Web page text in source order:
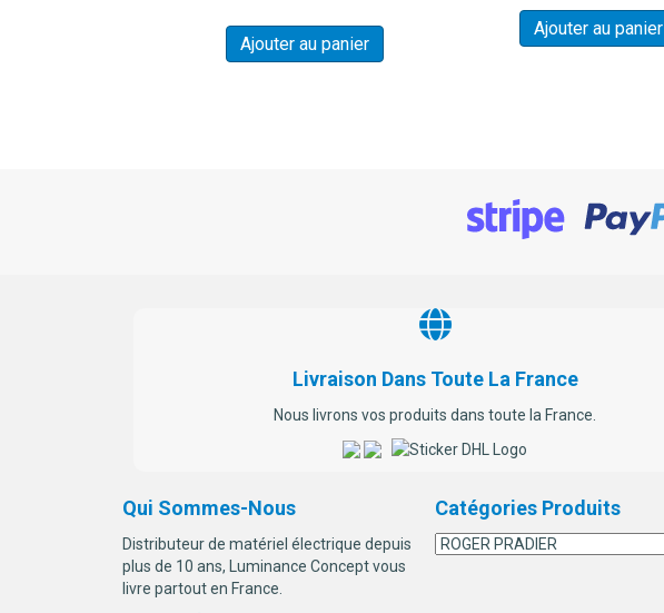
Ajouter au panier
Ajouter au panier
Livraison Dans Toute La France
Nous livrons vos produits dans toute la France.
Qui Sommes-Nous
Distributeur de matériel électrique depuis
plus de 10 ans, Luminance Concept vous
livre partout en France.
Catégories Produits